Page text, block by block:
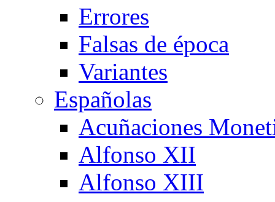
Errores
Falsas de época
Variantes
Españolas
Acuñaciones
Alfonso XII
Alfonso XIII